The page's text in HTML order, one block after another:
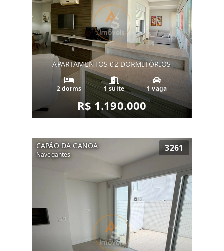
APARTAMENTOS 02 DORMITÓRIOS
2 dorms 1 suíte 1 vaga
R$ 1.190.000
CAPÃO DA CANOA
Navegantes
3261